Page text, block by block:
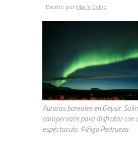
Escrito por María Calvo
Auroras boreales en Geysir.
campervans para disfrutar con
espéctaculo. ©Iñigo Pedrueza.